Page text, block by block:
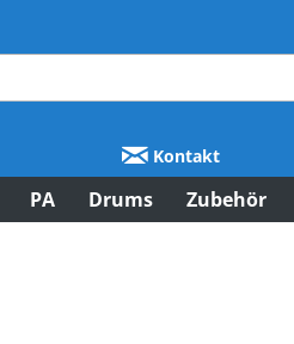
Kontakt
PA Drums Zubehör